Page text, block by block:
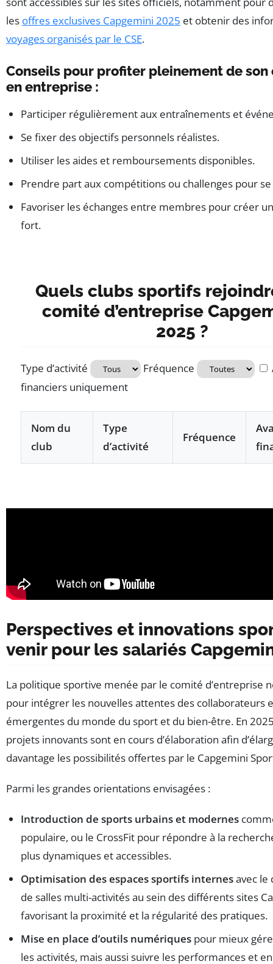
les offres exclusives Capgemini 2025 et obtenir des
voyages organisés par le CSE.
Conseils pour profiter pleinement de
en entreprise :
Participer régulièrement aux entraînements et
Se fixer des objectifs personnels réalistes.
Utiliser les aides et remboursements disponibles.
Prendre part aux compétitions ou challenges pour
Favoriser les échanges entre membres pour créer
fort.
Quels clubs sportifs
comité d’entreprise
2025 ?
Type d’activité Fréquence
financiers uniquement
Nom du
club
Type
d’activité
Fréquence
Perspectives et innovations
venir pour les salariés
La politique sportive menée par le comité d’entreprise
pour intégrer les nouvelles attentes des collaborateurs
émergentes du monde du sport et du bien-être. En
projets innovants sont en cours d’élaboration afin
davantage les possibilités offertes par le Capgemini
Parmi les grandes orientations envisagées :
Introduction de sports urbains et modernes
populaire, ou le CrossFit pour répondre à la
plus dynamiques et accessibles.
Optimisation des espaces sportifs internesavec le
de salles multi-activités au sein des différents sites
favorisant la proximité et la régularité des pratiques.
Mise en place d’outils numériques pour mieux
les activités, mais aussi suivre les performances et